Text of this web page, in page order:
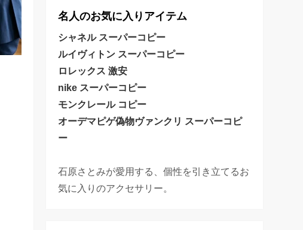
名人のお気に入りアイテム
シャネル スーパーコピー
ルイヴィトン スーパーコピー
ロレックス 激安
nike スーパーコピー
モンクレール コピー
オーデマピゲ偽物ヴァンクリ スーパーコピ
ー
石原さとみが愛用する、個性を引き立てるお
気に入りのアクセサリー。